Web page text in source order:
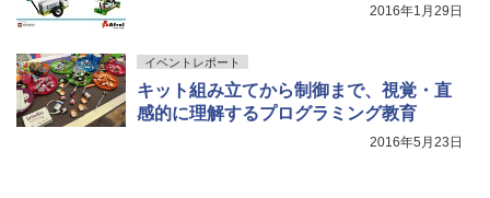
2016年1月29日
イベントレポート
キット組み立てから制御まで、視覚・直
感的に理解するプログラミング教育
2016年5月23日